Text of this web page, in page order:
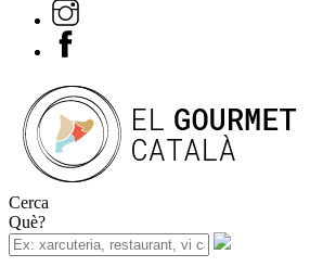
Cerca
Què?